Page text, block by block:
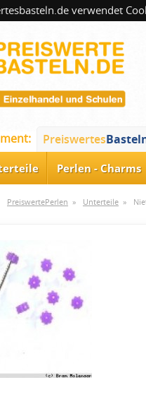
verwendet
Preiswertes
Perlen - Charms
PreiswertePerlen » Unterteile »